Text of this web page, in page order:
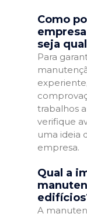
Como
seja
Para
trabalhos
verifique
uma ideia
empresa.
Qual a
A